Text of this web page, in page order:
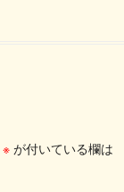
※ が付いている欄は